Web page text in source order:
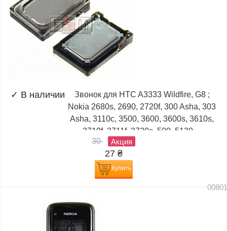
✓ В наличии
Звонок для HTC A3333 Wildfire, G8 ;
Nokia 2680s, 2690, 2720f, 300 Asha, 303
Asha, 3110c, 3500, 3600, 3600s, 3610s,
3710f, 3711f, 3720c, 500, 5130,...
30
Акция
27 ₴
Купить